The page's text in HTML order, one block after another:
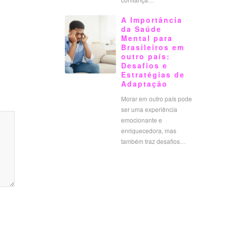
A Importância
da Saúde
Mental para
Brasileiros em
outro país:
Desafios e
Estratégias de
Adaptação
Morar em outro país pode
ser uma experiência
emocionante e
enriquecedora, mas
também traz desafios…